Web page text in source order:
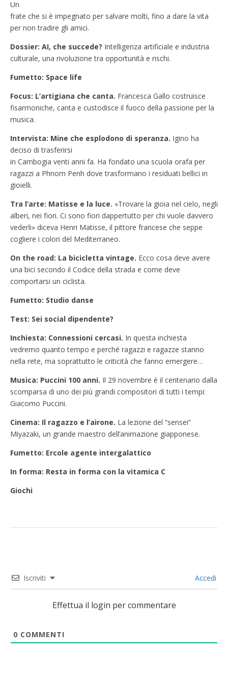
Un
frate che si è impegnato per salvare molti, fino a dare la vita
per non tradire gli amici.
Dossier: AI, che succede? Intelligenza artificiale e industria
culturale, una rivoluzione tra opportunità e rischi.
Fumetto: Space life
Focus: L’artigiana che canta. Francesca Gallo costruisce
fisarmoniche, canta e custodisce il fuoco della passione per la
musica.
Intervista: Mine che esplodono di speranza. Igino ha
deciso di trasferirsi
in Cambogia venti anni fa. Ha fondato una scuola orafa per
ragazzi a Phnom Penh dove trasformano i residuati bellici in
gioielli.
Tra l’arte: Matisse e la luce. «Trovare la gioia nel cielo, negli
alberi, nei fiori. Ci sono fiori dappertutto per chi vuole davvero
vederli» diceva Henri Matisse, il pittore francese che seppe
cogliere i colori del Mediterraneo.
On the road: La bicicletta vintage. Ecco cosa deve avere
una bici secondo il Codice della strada e come deve
comportarsi un ciclista.
Fumetto: Studio danse
Test: Sei social dipendente?
Inchiesta: Connessioni cercasi. In questa inchiesta
vedremo quanto tempo e perché ragazzi e ragazze stanno
nella rete, ma soprattutto le criticità che fanno emergere…
Musica: Puccini 100 anni. Il 29 novembre è il centenario dalla
scomparsa di uno dei più grandi compositori di tutti i tempi:
Giacomo Puccini.
Cinema: Il ragazzo e l’airone. La lezione del “sensei”
Miyazaki, un grande maestro dell’animazione giapponese.
Fumetto: Ercole agente intergalattico
In forma: Resta in forma con la vitamica C
Giochi
Iscriviti Accedi
Effettua il login per commentare
0 COMMENTI